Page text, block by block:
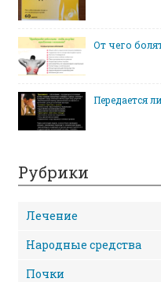
От чего
Передается
Рубрики
Лечение
Народные средства
Почки